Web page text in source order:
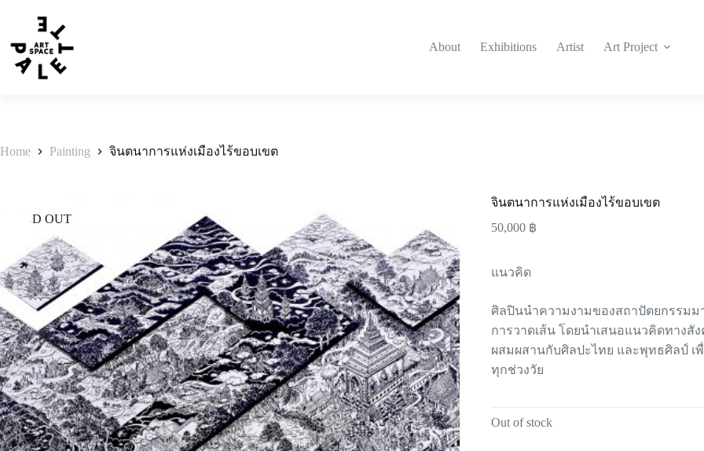
About Exhibitions Artist Art Project
Home Painting จินตนาการแห่งเมืองไร้ขอบเขต
SOLD OUT
จินตนาการแห่งเมืองไร้ขอบเขต
50,000 ฿
แนวคิด
ศิลปินนำความงามของสถาปัตยกรรมม
การวาดเส้น โดยนำเสนอแนวคิดทาง
ผสมผสานกับศิลปะไทย และพุทธศิลป์ เ
ทุกช่วงวัย
Out of stock